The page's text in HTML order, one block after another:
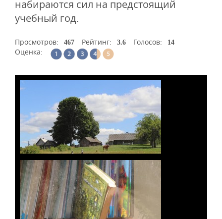
набираются сил на предстоящий
учебный год.
Просмотров: 467 Рейтинг: 3.6 Голосов:
14
Оценка: